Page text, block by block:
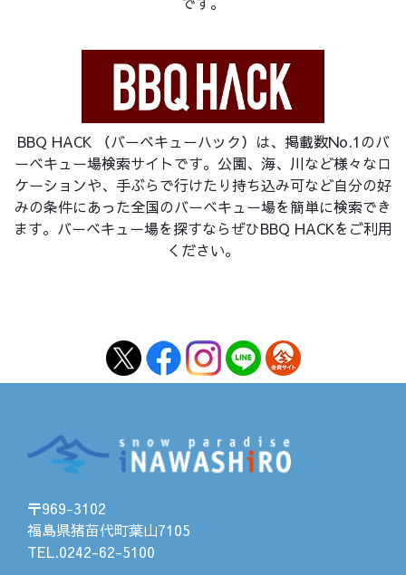
BBQ HACK （バーベキューハック）は、掲載数No.1のバ
ーベキュー場検索サイトです。公園、海、川など様々なロ
ケーションや、手ぶらで行けたり持ち込み可など自分の好
みの条件にあった全国のバーベキュー場を簡単に検索でき
ます。バーベキュー場を探すならぜひBBQ HACKをご利用
ください。
〒969-3102
福島県猪苗代町葉山7105
TEL.0242-62-5100